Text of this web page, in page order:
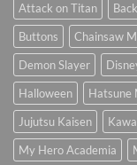
Attack on Titan
Buttons
Chainsaw
Demon Slayer
Halloween
Hatsune
Jujutsu Kaisen
My Hero Academia